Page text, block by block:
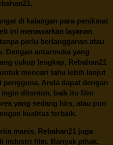
di kalangan para penikmat
ini menawarkan layanan
perlu berlangganan atau
Dengan antarmuka yang
cukup lengkap, Rebahan21
mencari tahu lebih lanjut
Anda dapat dengan
ditonton, baik itu film
yang sedang hits, atau pun
kualitas terbaik.
manis, Rebahan21juga
industri film. Banyak pihak,